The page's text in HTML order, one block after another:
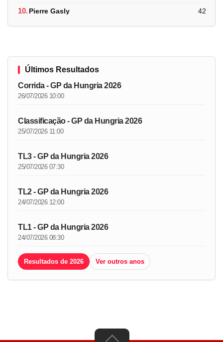
10.Pierre Gasly 42
Últimos Resultados
Corrida - GP da Hungria 2026
26/07/2026 10:00
Classificação - GP da Hungria 2026
25/07/2026 11:00
TL3 - GP da Hungria 2026
25/07/2026 07:30
TL2 - GP da Hungria 2026
24/07/2026 12:00
TL1 - GP da Hungria 2026
24/07/2026 08:30
Resultados de 2026 Ver outros anos